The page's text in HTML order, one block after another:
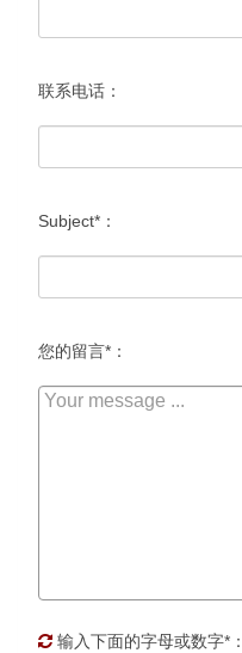
联系电话：
Subject*：
您的留言*：
输入下面的字母或数字*：